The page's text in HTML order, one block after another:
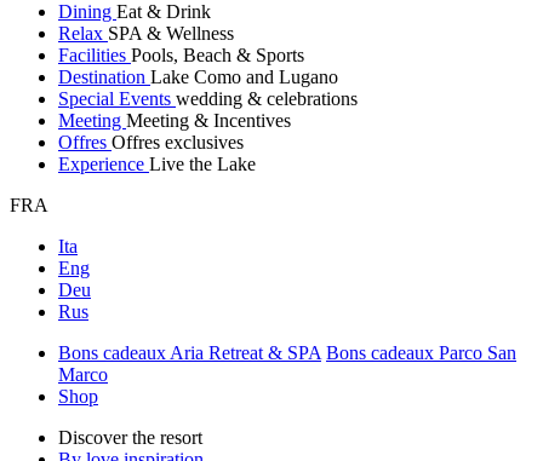
Dining Eat & Drink
Relax SPA & Wellness
Facilities Pools, Beach & Sports
Destination Lake Como and Lugano
Special Events wedding & celebrations
Meeting Meeting & Incentives
Offres Offres exclusives
Experience Live the Lake
FRA
Ita
Eng
Deu
Rus
Bons cadeaux Aria Retreat & SPA Bons cadeaux Parco San
Marco
Shop
Discover the resort